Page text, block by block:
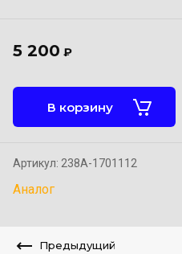
5 200 ₽
В корзину
Артикул: 238А-1701112
Аналог
Предыдущий